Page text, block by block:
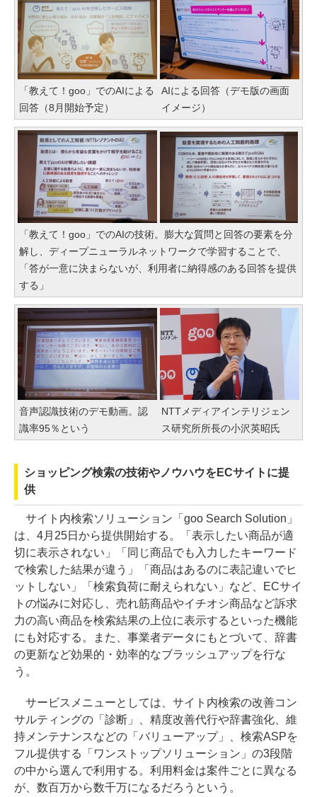
「教えて！goo」でのAIによる
回答（8月開始予定）
AIによる回答（デモ版の画面
イメージ）
「教えて！goo」でのAIの技術。膨大な質問と回答の要素を分
解し、ディープニューラルネットワークで学習することで、
「答が一意に決まらないが、利用者に納得感のある回答を提供
する」
音声認識技術のデモ動画。認
識率95％という
NTTメディアインテリジェン
ス研究所所長の小沢英昭氏
ショッピング検索の技術やノウハウをECサイトに提
供
サイト内検索ソリューション「goo Search Solution」
は、4月25日から提供開始する。「表示したい商品が適
切に表示されない」「同じ商品でも入力したキーワード
で検索した結果が違う」「商品はあるのに表記違いでヒ
ットしない」「検索負荷に耐えられない」など、ECサイ
トの悩みに対応し、売れ筋商品やイチオシ商品など訴求
力の高い商品を検索結果の上位に表示するといった機能
にも対応する。また、事業者データにもとづいて、辞書
の更新など効果的・効率的なブラッシュアップを行な
う。
サービスメニューとしては、サイト内検索の改善コン
サルティングの「診断」、精度改善代行や辞書強化、維
持メンテナンスなどの「バリューアップ」、検索ASPを
フル提供する「ワンストップソリューション」の3段階
の中から選んで利用する。利用料金は案件ごとに異なる
が、数百万から数千万になるだろうという。